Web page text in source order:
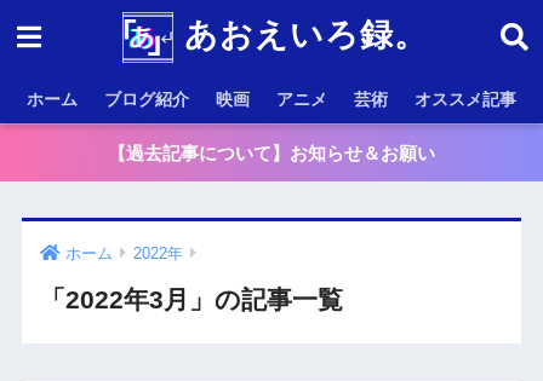
あおえいろ録。
ホーム ブログ紹介 映画 アニメ 芸術 オススメ記事
【過去記事について】お知らせ＆お願い
ホーム 2022年
「2022年3月」の記事一覧